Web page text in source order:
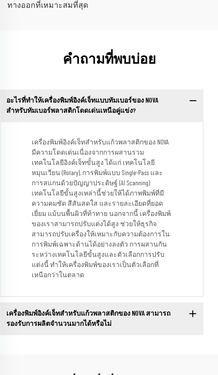
ทางออกที่เหมาะสมที่สุด
คำถามที่พบบ่อย
อะไรที่ทำให้เครื่องพิมพ์อิงค์เจ็ทแบบทัมเบอร์ของ NOVA
สำหรับทัมเบอร์พลาสติกโดดเด่นเหนือคู่แข่ง?
เครื่องพิมพ์อิงค์เจ็ทสำหรับแก้วพลาสติกของ NOVA
มีความโดดเด่นเนื่องจากการผสานรวม
เทคโนโลยีอิงค์เจ็ทขั้นสูง ได้แก่ เทคโนโลยี
หมุนเวียน (Rotary), การพิมพ์แบบ Single-Pass และ
การสแกนด้วยปัญญาประดิษฐ์ (AI Scanning)
เทคโนโลยีขั้นสูงเหล่านี้ช่วยให้ได้ภาพพิมพ์ที่มี
ความคมชัด สีสันสดใส และรายละเอียดที่ยอด
เยี่ยม แม้บนพื้นผิวที่ท้าทาย นอกจากนี้ เครื่องพิมพ์
ของเราสามารถปรับแต่งได้สูง ช่วยให้ธุรกิจ
สามารถปรับเครื่องให้เหมาะกับความต้องการใน
การพิมพ์เฉพาะด้านได้อย่างลงตัว การผสานกัน
ระหว่างเทคโนโลยีขั้นสูงและตัวเลือกการปรับ
แต่งนี้ ทำให้เครื่องพิมพ์ของเราเป็นตัวเลือกที่
เหนือกว่าในตลาด
เครื่องพิมพ์อิงค์เจ็ทสำหรับแก้วพลาสติกของ NOVA สามารถ
รองรับการผลิตจำนวนมากได้หรือไม่